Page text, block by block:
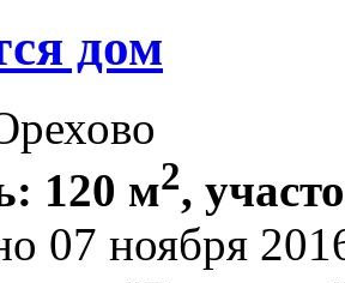
дом
120 м2,
07 ноября